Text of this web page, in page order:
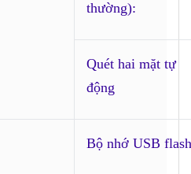
thường):
Quét hai mặt tự
động
Bộ nhớ USB